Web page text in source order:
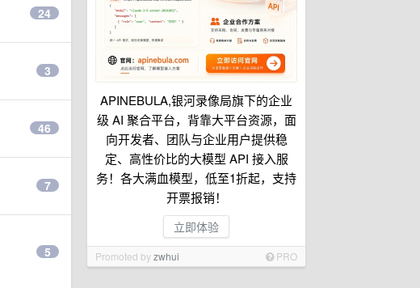
APINEBULA,银河录像局旗下的企业
级 AI 聚合平台，背靠大平台资源，面
向开发者、团队与企业用户提供稳
定、高性价比的大模型 API 接入服
务！各大满血模型，低至1折起，支持
开票报销！
立即体验
Promoted byzwhui PRO
24
3
46
7
5